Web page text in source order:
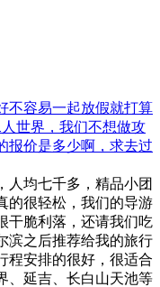
不容易一起放假就打算
世界，我们不想做攻
报价是多少啊，求去过
人均七千多，精品小团
的很轻松，我们的导游
干脆利落，还请我们吃
滨之后推荐给我的旅行
程安排的很好，很适合
、延吉、长白山天池等